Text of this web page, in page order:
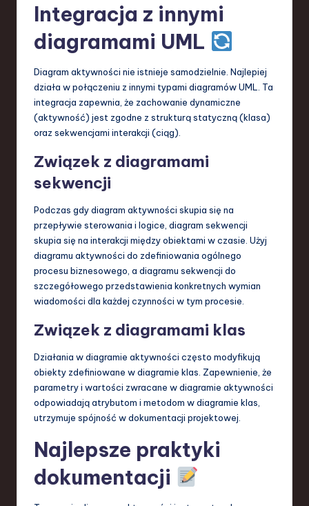
Integracja z innymi
diagramami UML
Diagram aktywności nie istnieje samodzielnie. Najlepiej
działa w połączeniu z innymi typami diagramów UML. Ta
integracja zapewnia, że zachowanie dynamiczne
(aktywność) jest zgodne z strukturą statyczną (klasa)
oraz sekwencjami interakcji (ciąg).
Związek z diagramami
sekwencji
Podczas gdy diagram aktywności skupia się na
przepływie sterowania i logice, diagram sekwencji
skupia się na interakcji między obiektami w czasie. Użyj
diagramu aktywności do zdefiniowania ogólnego
procesu biznesowego, a diagramu sekwencji do
szczegółowego przedstawienia konkretnych wymian
wiadomości dla każdej czynności w tym procesie.
Związek z diagramami klas
Działania w diagramie aktywności często modyfikują
obiekty zdefiniowane w diagramie klas. Zapewnienie, że
parametry i wartości zwracane w diagramie aktywności
odpowiadają atrybutom i metodom w diagramie klas,
utrzymuje spójność w dokumentacji projektowej.
Najlepsze praktyki
dokumentacji